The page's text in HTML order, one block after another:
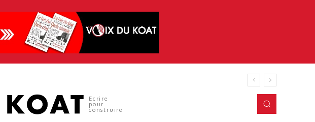
Ecrire
pour
construire